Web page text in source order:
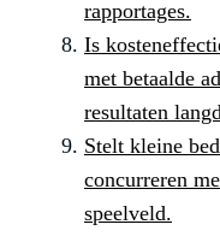
rapportages.
Is
met betaalde
resultaten
Stelt kleine
concurreren
speelveld.